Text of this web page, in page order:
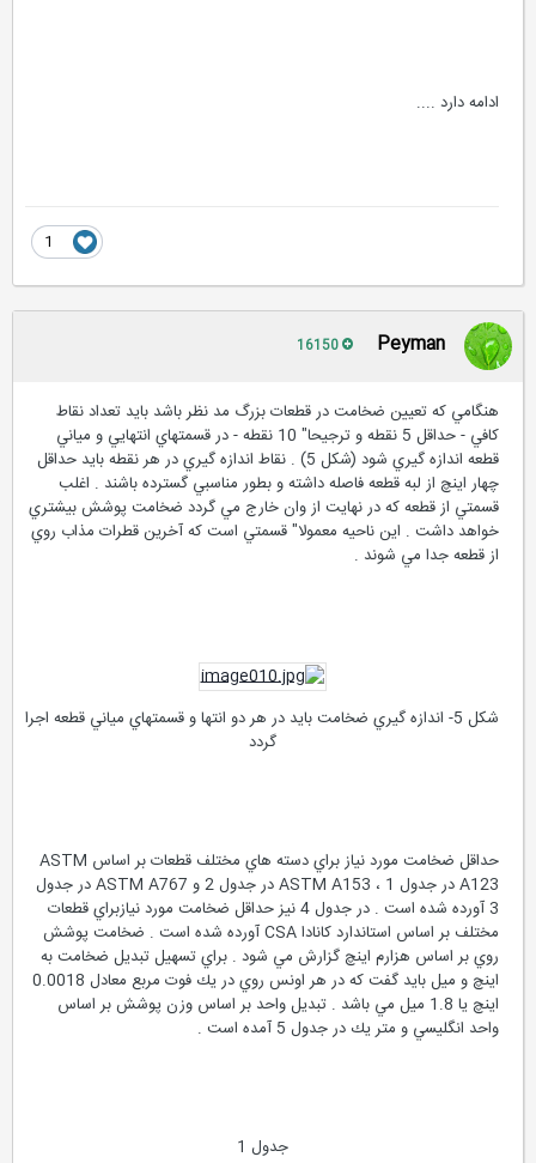
ادامه دارد ....
Peyman
هنگامي كه تعيين ضخامت در قطعات بزرگ مد نظر باشد بايد تعداد نقاط
كافي - حداقل 5 نقطه و ترجيحا" 10 نقطه - در قسمتهاي انتهايي و مياني
قطعه اندازه گيري شود (شكل 5) . نقاط اندازه گيري در هر نقطه بايد حداقل
چهار اينچ از لبه قطعه فاصله داشته و بطور مناسبي گسترده باشند . اغلب
قسمتي از قطعه كه در نهايت از وان خارج مي گردد ضخامت پوشش بيشتري
خواهد داشت . اين ناحيه معمولا" قسمتي است كه آخرين قطرات مذاب روي
از قطعه جدا مي شوند .
شكل 5- اندازه گيري ضخامت بايد در هر دو انتها و قسمتهاي مياني قطعه اجرا
گردد
حداقل ضخامت مورد نياز براي دسته هاي مختلف قطعات بر اساس ASTM
A123 در جدول 1 ، ASTM A153 در جدول 2 و ASTM A767 در جدول
3 آورده شده است . در جدول 4 نيز حداقل ضخامت مورد نيازبراي قطعات
مختلف بر اساس استاندارد كانادا CSA آورده شده است . ضخامت پوشش
روي بر اساس هزارم اينچ گزارش مي شود . براي تسهيل تبديل ضخامت به
اينچ و ميل بايد گفت كه در هر اونس روي در يك فوت مربع معادل 0.0018
اينچ يا 1.8 ميل مي باشد . تبديل واحد بر اساس وزن پوشش بر اساس
واحد انگليسي و متر يك در جدول 5 آمده است .
جدول 1